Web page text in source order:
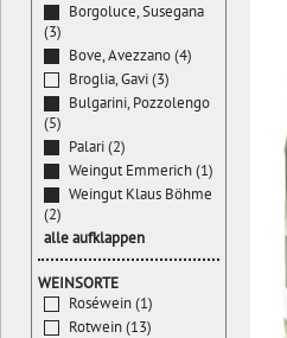
Borgoluce, Susegana
(3)
Bove, Avezzano (4)
Broglia, Gavi (3)
Bulgarini, Pozzolengo
(5)
Palari (2)
Weingut Emmerich (1)
Weingut Klaus Böhme
(2)
alle aufklappen
WEINSORTE
Roséwein (1)
Rotwein (13)